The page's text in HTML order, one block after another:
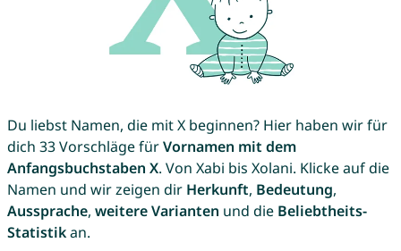
Du liebst Namen, die mit X beginnen? Hier haben wir für
dich 33 Vorschläge fürVornamen mit dem
Anfangsbuchstaben X. Von Xabi bis Xolani. Klicke auf die
Namen und wir zeigen dir Herkunft, Bedeutung,
Aussprache, weitere Varianten und die Beliebtheits-
Statistikan.